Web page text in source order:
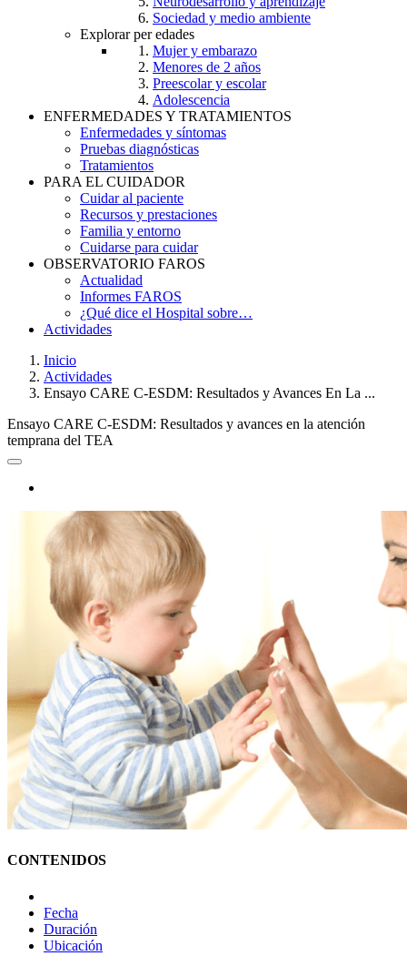
Sociedad y medio ambiente
Explorar per edades
Mujer y embarazo
Menores de 2 años
Preescolar y escolar
Adolescencia
ENFERMEDADES Y TRATAMIENTOS
Enfermedades y síntomas
Pruebas diagnósticas
Tratamientos
PARA EL CUIDADOR
Cuidar al paciente
Recursos y prestaciones
Familia y entorno
Cuidarse para cuidar
OBSERVATORIO FAROS
Actualidad
Informes FAROS
¿Qué dice el Hospital sobre…
Actividades
Breadcrumb
Inicio
Actividades
Ensayo CARE C-ESDM: Resultados y Avances En La ...
Ensayo CARE C-ESDM: Resultados y avances en la atención
temprana del TEA
CONTENIDOS
Fecha
Duración
Ubicación